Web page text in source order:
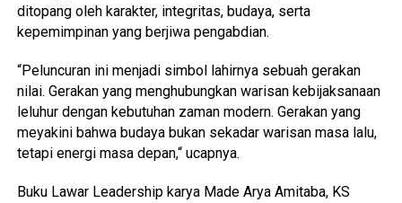
ditopang oleh karakter, integritas, budaya, serta
kepemimpinan yang berjiwa pengabdian.
“Peluncuran ini menjadi simbol lahirnya sebuah gerakan
nilai. Gerakan yang menghubungkan warisan kebijaksanaan
leluhur dengan kebutuhan zaman modern. Gerakan yang
meyakini bahwa budaya bukan sekadar warisan masa lalu,
tetapi energi masa depan,“ ucapnya.
Buku Lawar Leadership karya Made Arya Amitaba, KS